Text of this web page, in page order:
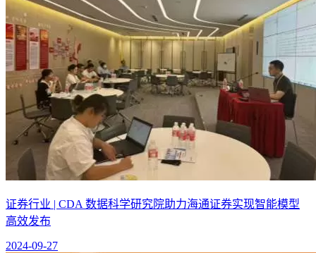
证券行业 | CDA 数据科学研究院助力海通证券实现智能模型
高效发布
2024-09-27